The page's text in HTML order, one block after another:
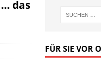
das
FÜR SIE VOR